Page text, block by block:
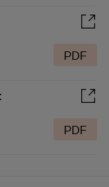
PDF
PDF